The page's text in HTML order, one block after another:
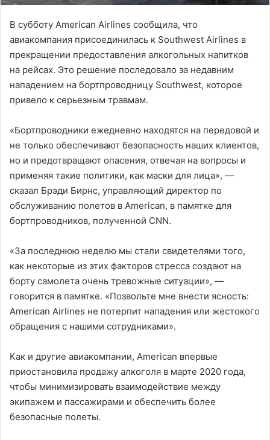
В субботу American Airlines сообщила, что
авиакомпания присоединилась к Southwest Airlines в
прекращении предоставления алкогольных напитков
на рейсах. Это решение последовало за недавним
нападением на бортпроводницу Southwest, которое
привело к серьезным травмам.
«Бортпроводники ежедневно находятся на передовой и
не только обеспечивают безопасность наших клиентов,
но и предотвращают опасения, отвечая на вопросы и
применяя такие политики, как маски для лица», —
сказал Брэди Бирнс, управляющий директор по
обслуживанию полетов в American, в памятке для
бортпроводников, полученной CNN.
«За последнюю неделю мы стали свидетелями того,
как некоторые из этих факторов стресса создают на
борту самолета очень тревожные ситуации», —
говорится в памятке. «Позвольте мне внести ясность:
American Airlines не потерпит нападения или жестокого
обращения с нашими сотрудниками».
Как и другие авиакомпании, American впервые
приостановила продажу алкоголя в марте 2020 года,
чтобы минимизировать взаимодействие между
экипажем и пассажирами и обеспечить более
безопасные полеты.